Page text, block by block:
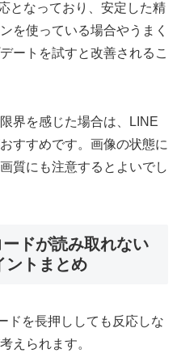
となっており、安定した精
を使っている場合やうまく
ートを試すと改善されるこ
界を感じた場合は、LINE
すすめです。画像の状態に
質にも注意するとよいでし
ドが読み取れない
ントまとめ
ドを長押ししても反応しな
えられます。